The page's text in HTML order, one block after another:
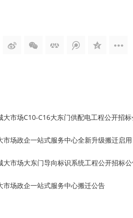
大市场C10-C16大东门供配电工程公开招
市场政企一站式服务中心全新升级搬迁启用
大市场大东门导向标识系统工程公开招标
市场政企一站式服务中心搬迁公告